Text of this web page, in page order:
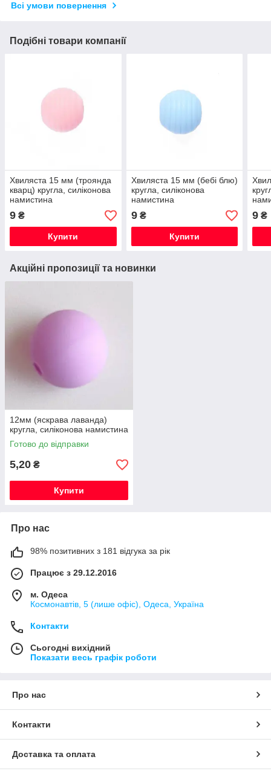
Всі умови повернення
Подібні товари компанії
Хвиляста 15 мм (троянда
кварц) кругла, силіконова
намистина
9 ₴
Купити
Хвиляста 15 мм (бебі блю)
кругла, силіконова
намистина
9₴
Купити
9 ₴
Акційні пропозиції та новинки
12мм (яскрава лаванда)
кругла, силіконова намистина
Готово до відправки
5,20 ₴
Купити
Про нас
98% позитивних з 181 відгука за рік
Працює з 29.12.2016
м. Одеса
Космонавтів, 5 (лише офіс), Одеса, Україна
Контакти
Сьогодні вихідний
Показати весь графік роботи
Про нас
Контакти
Доставка та оплата